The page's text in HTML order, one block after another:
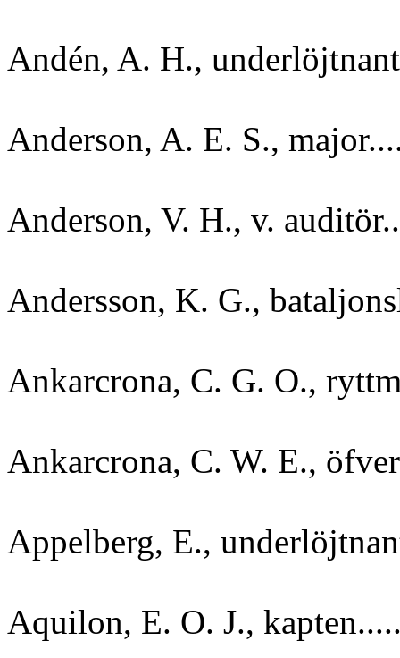
Andén, A. H.,
Anderson, A. E. S.,
Anderson, V. H., v.
Andersson, K. G.,
Ankarcrona, C. G. O.,
Ankarcrona, C. W. E.,
Appelberg, E.,
Aquilon, E. O. J.,